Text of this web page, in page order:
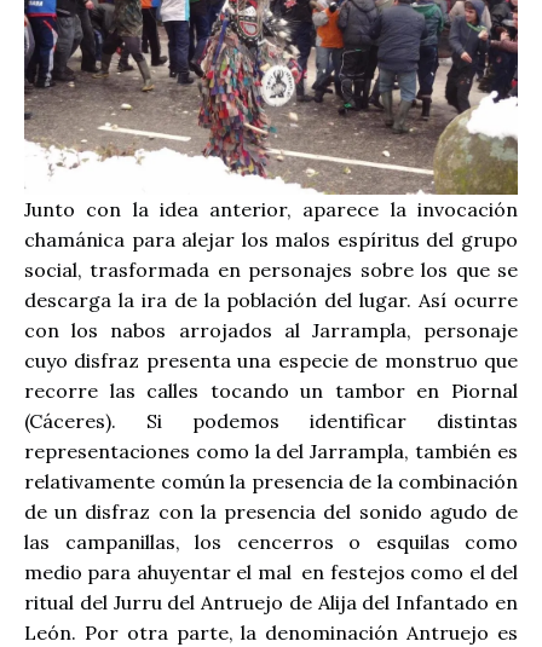
Junto con la idea anterior, aparece la invocación
chamánica para alejar los malos espíritus del grupo
social, trasformada en personajes sobre los que se
descarga la ira de la población del lugar. Así ocurre
con los nabos arrojados al Jarrampla, personaje
cuyo disfraz presenta una especie de monstruo que
recorre las calles tocando un tambor en Piornal
(Cáceres). Si podemos identificar distintas
representaciones como la del Jarrampla, también es
relativamente común la presencia de la combinación
de un disfraz con la presencia del sonido agudo de
las campanillas, los cencerros o esquilas como
medio para ahuyentar el mal en festejos como el del
ritual del Jurru del Antruejo de Alija del Infantado en
León. Por otra parte, la denominación Antruejo es